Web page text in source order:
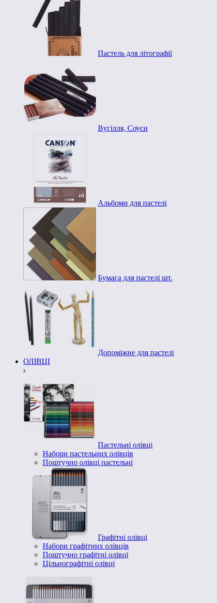
Пастель для літографії
Вугілля, Соуси
Альбоми для пастелі
Бумага для пастелі шт.
Допоміжне для пастелі
ОЛІВЦІ
Пастельні олівці
Набори пастельних олівців
Поштучно олівці пастельні
Графітні олівці
Набори графітних олівців
Поштучно графітні олівці
Цільнографітні олівці